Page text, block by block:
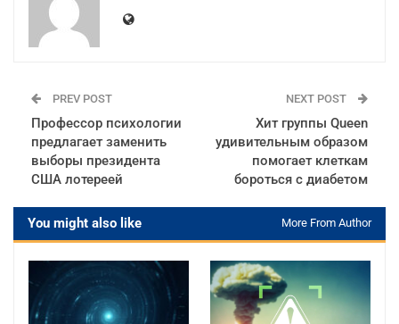
PREV POST
Профессор психологии
предлагает заменить
выборы президента
США лотереей
NEXT POST
Хит группы Queen
удивительным образом
помогает клеткам
бороться с диабетом
You might also like More From Author